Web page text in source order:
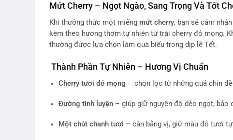
Mứt Cherry – Ngọt Ngào, Sang Trọng Và Tốt
Khi thưởng thức một miếng mứt cherry, bạn sẽ cảm
kèm theo hương thơm tự nhiên từ trái cherry đỏ mọng.
thường được lựa chọn làm quà biếu trong dịp lễ Tết.
Thành Phần Tự Nhiên – Hương Vị Chuẩn
Cherry tươi đỏ mọng – chọn lọc từ những quả chín
Đường tinh luyện– giúp giữ nguyên độ dẻo ngọt, bảo
Một chút chanh tươi – cân bằng vị, giữ màu đỏ tươi